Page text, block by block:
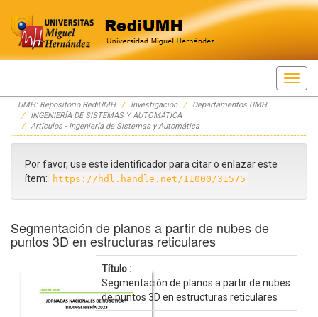
Skip
navigation
UMH: Repositorio RediUMH Investigación
Departamentos UMH
INGENIERÍA DE SISTEMAS Y AUTOMÁTICA
Artículos - Ingeniería de Sistemas y Automática
Por favor, use este identificador para citar o enlazar este
ítem:
https://hdl.handle.net/11000/31575
Segmentación de planos a partir de nubes de
puntos 3D en estructuras reticulares
Título :
Segmentación de planos a partir de nubes
de puntos 3D en estructuras reticulares